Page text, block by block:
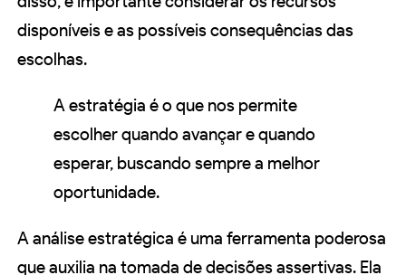
disponíveis e as possíveis consequências das
escolhas.
A estratégia é o que nos permite
escolher quando avançar e quando
esperar, buscando sempre a melhor
oportunidade.
A análise estratégica é uma ferramenta poderosa
que auxilia na tomada de decisões assertivas. Ela